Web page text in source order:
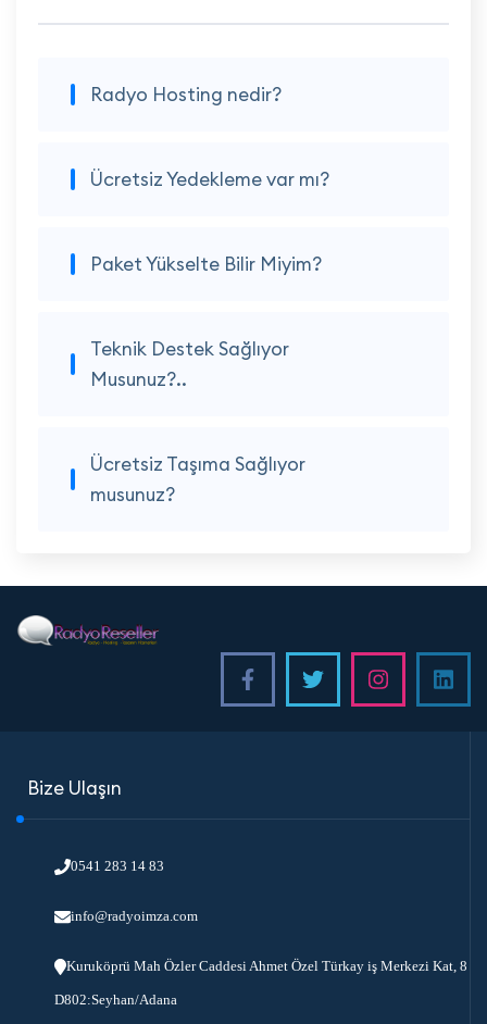
Radyo Hosting nedir?
Ücretsiz Yedekleme var mı?
Paket Yükselte Bilir Miyim?
Teknik Destek Sağlıyor
Musunuz?..
Ücretsiz Taşıma Sağlıyor
musunuz?
Bize Ulaşın
0541 283 14 83
info@radyoimza.com
Kuruköprü Mah Özler Caddesi Ahmet Özel Türkay iş Merkezi Kat, 8
D802:Seyhan/Adana